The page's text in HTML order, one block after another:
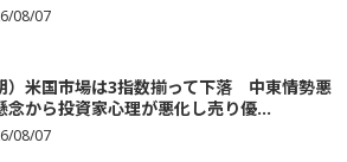
08/07
）米国市場は3指数揃って下落 中東情勢悪
念から投資家心理が悪化し売り優...
08/07